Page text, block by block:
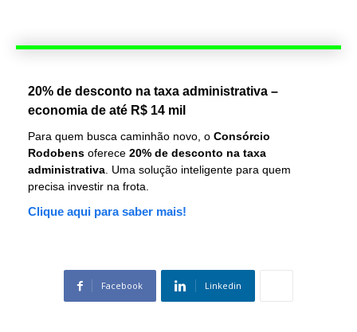
20% de desconto na taxa administrativa –
economia de até R$ 14 mil
Para quem busca caminhão novo, o Consórcio
Rodobens oferece 20% de desconto na taxa
administrativa . Uma solução inteligente para quem
precisa investir na frota.
Clique aqui para saber mais!
Facebook Linkedin